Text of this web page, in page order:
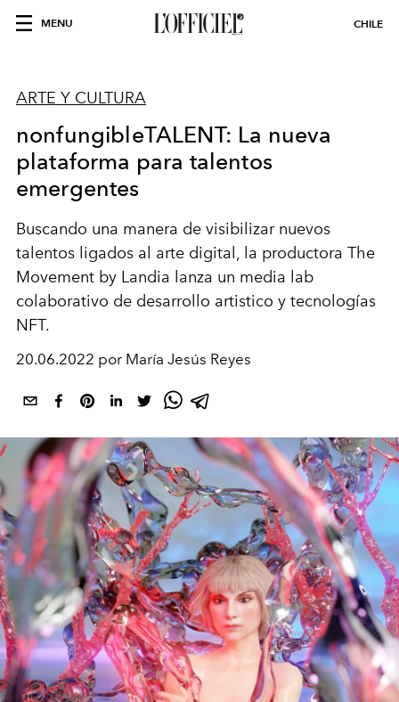
MENU CHILE
ARTE Y CULTURA
nonfungibleTALENT: La nueva
plataforma para talentos
emergentes
Buscando una manera de visibilizar nuevos
talentos ligados al arte digital, la productora The
Movement by Landia lanza un media lab
colaborativo de desarrollo artistico y tecnologías
NFT.
20.06.2022 por María Jesús Reyes